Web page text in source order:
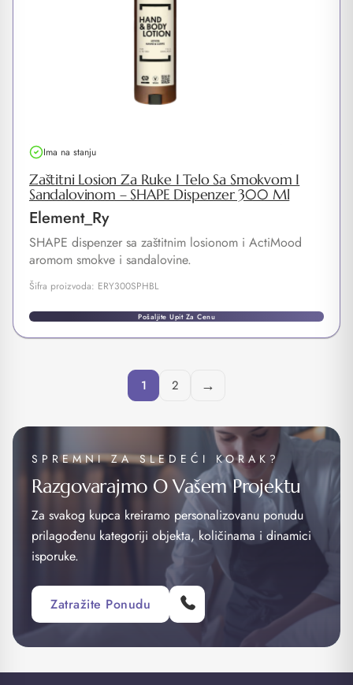
Ima na stanju
Zaštitni Losion Za Ruke I Telo Sa Smokvom I
Sandalovinom – SHAPE Dispenzer 300 Ml
Element_Ry
SHAPE dispenzer sa zaštitnim losionom i ActiMood
aromom smokve i sandalovine.
Šifra proizvoda: ERY300SPHBL
Pošaljite Upit Za Cenu
1 2 →
SPREMNI ZA SLEDEĆI KORAK?
Razgovarajmo O Vašem Projektu
Za svakog kupca kreiramo personalizovanu ponudu
prilagođenu kategoriji objekta, količinama i dinamici
isporuke.
Zatražite Ponudu